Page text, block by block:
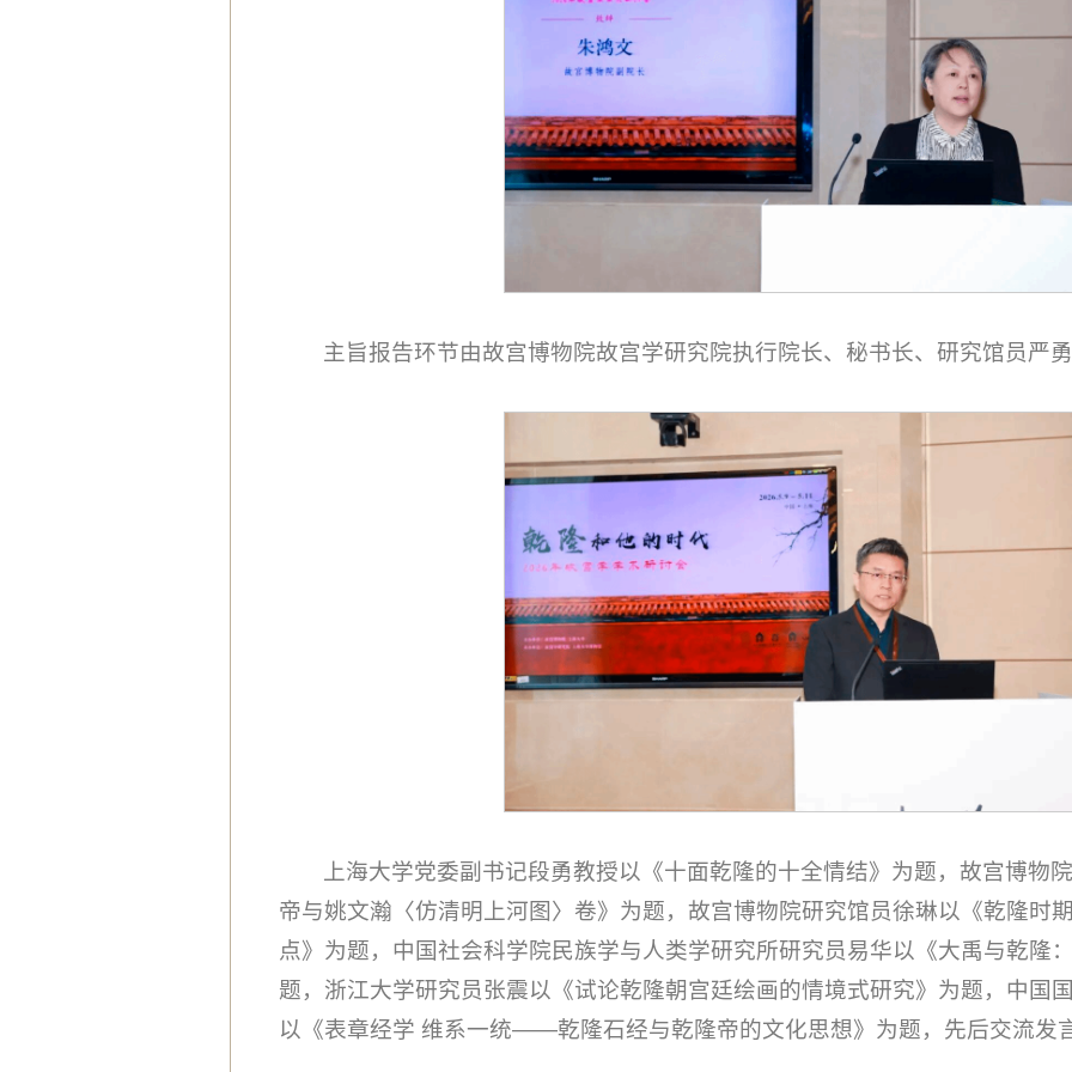
主旨报告环节由故宫博物院故宫学研究院执行院长、秘书长、研究馆员严
上海大学党委副书记段勇教授以《十面乾隆的十全情结》为题，故宫博物
帝与姚文瀚〈仿清明上河图〉卷》为题，故宫博物院研究馆员徐琳以《乾隆时
点》为题，中国社会科学院民族学与人类学研究所研究员易华以《大禹与乾隆
题，浙江大学研究员张震以《试论乾隆朝宫廷绘画的情境式研究》为题，中国
以《表章经学 维系一统——乾隆石经与乾隆帝的文化思想》为题，先后交流发